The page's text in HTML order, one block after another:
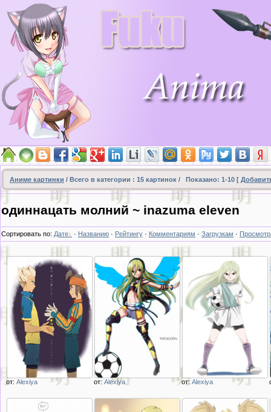
Аниме картинки / Всего в категории : 15 картинок / Показано: 1-10 [
одиннацать молний ~ inazuma eleven
Сортировать по: Дате · Названию · Рейтингу · Комментариям · Загрузкам ·
Описание
от: Alexiya
Описание
от: Alexiya
Описание
от: Alexiya